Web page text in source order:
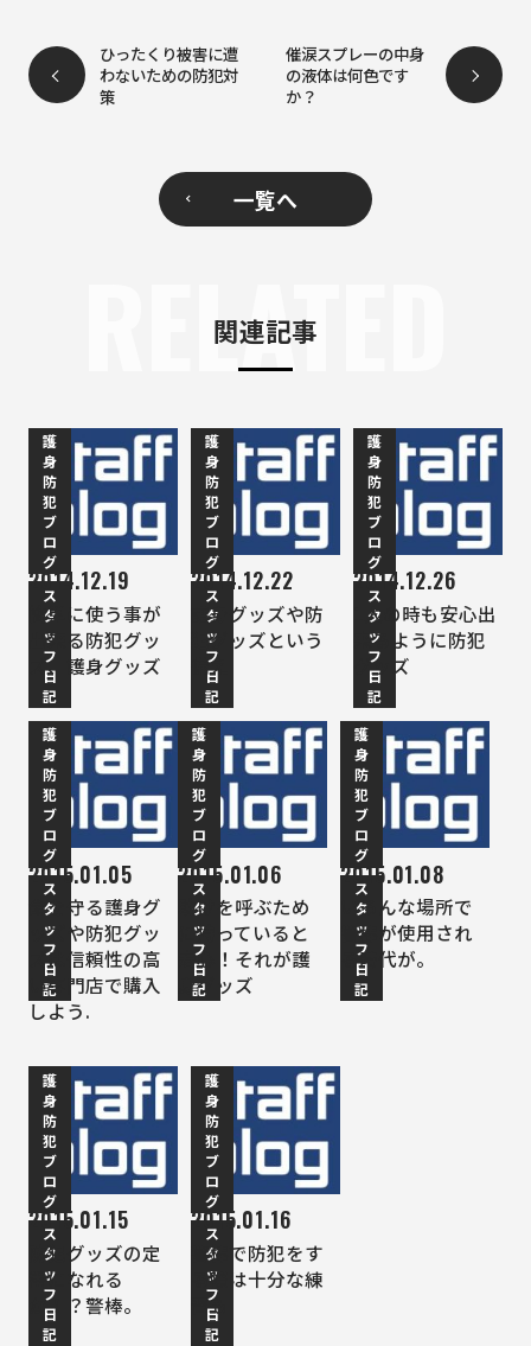
ひったくり被害に遭
わないための防犯対
策
催涙スプレーの中身
の液体は何色です
か？
一覧へ
関連記事
RELATED
護
身
防
犯
ブ
ロ
グ
ス
タ
ッ
フ
日
記
2014.12.19
簡単に使う事が
出来る防犯グッ
ズ、護身グッズ
護
身
防
犯
ブ
ロ
グ
ス
タ
ッ
フ
日
記
2014.12.22
護身グッズや防
犯グッズという
備え
護
身
防
犯
ブ
ロ
グ
ス
タ
ッ
フ
日
記
2014.12.26
1人の時も安心出
来るように防犯
グッズ
護
身
防
犯
ブ
ロ
グ
ス
タ
ッ
フ
日
記
2015.01.05
命を守る護身グ
ッズや防犯グッ
ズは信頼性の高
い専門店で購入
しよう.
護
身
防
犯
ブ
ロ
グ
ス
タ
ッ
フ
日
記
2015.01.06
助けを呼ぶため
に持っていると
安心！それが護
身グッズ
護
身
防
犯
ブ
ロ
グ
ス
タ
ッ
フ
日
記
2015.01.08
いろんな場所で
警棒が使用され
る時代が。
護
身
防
犯
ブ
ロ
グ
ス
タ
ッ
フ
日
記
2015.01.15
防犯グッズの定
番になれる
か！？警棒。
護
身
防
犯
ブ
ロ
グ
ス
タ
ッ
フ
日
記
2015.01.16
警棒で防犯をす
る際は十分な練
習も